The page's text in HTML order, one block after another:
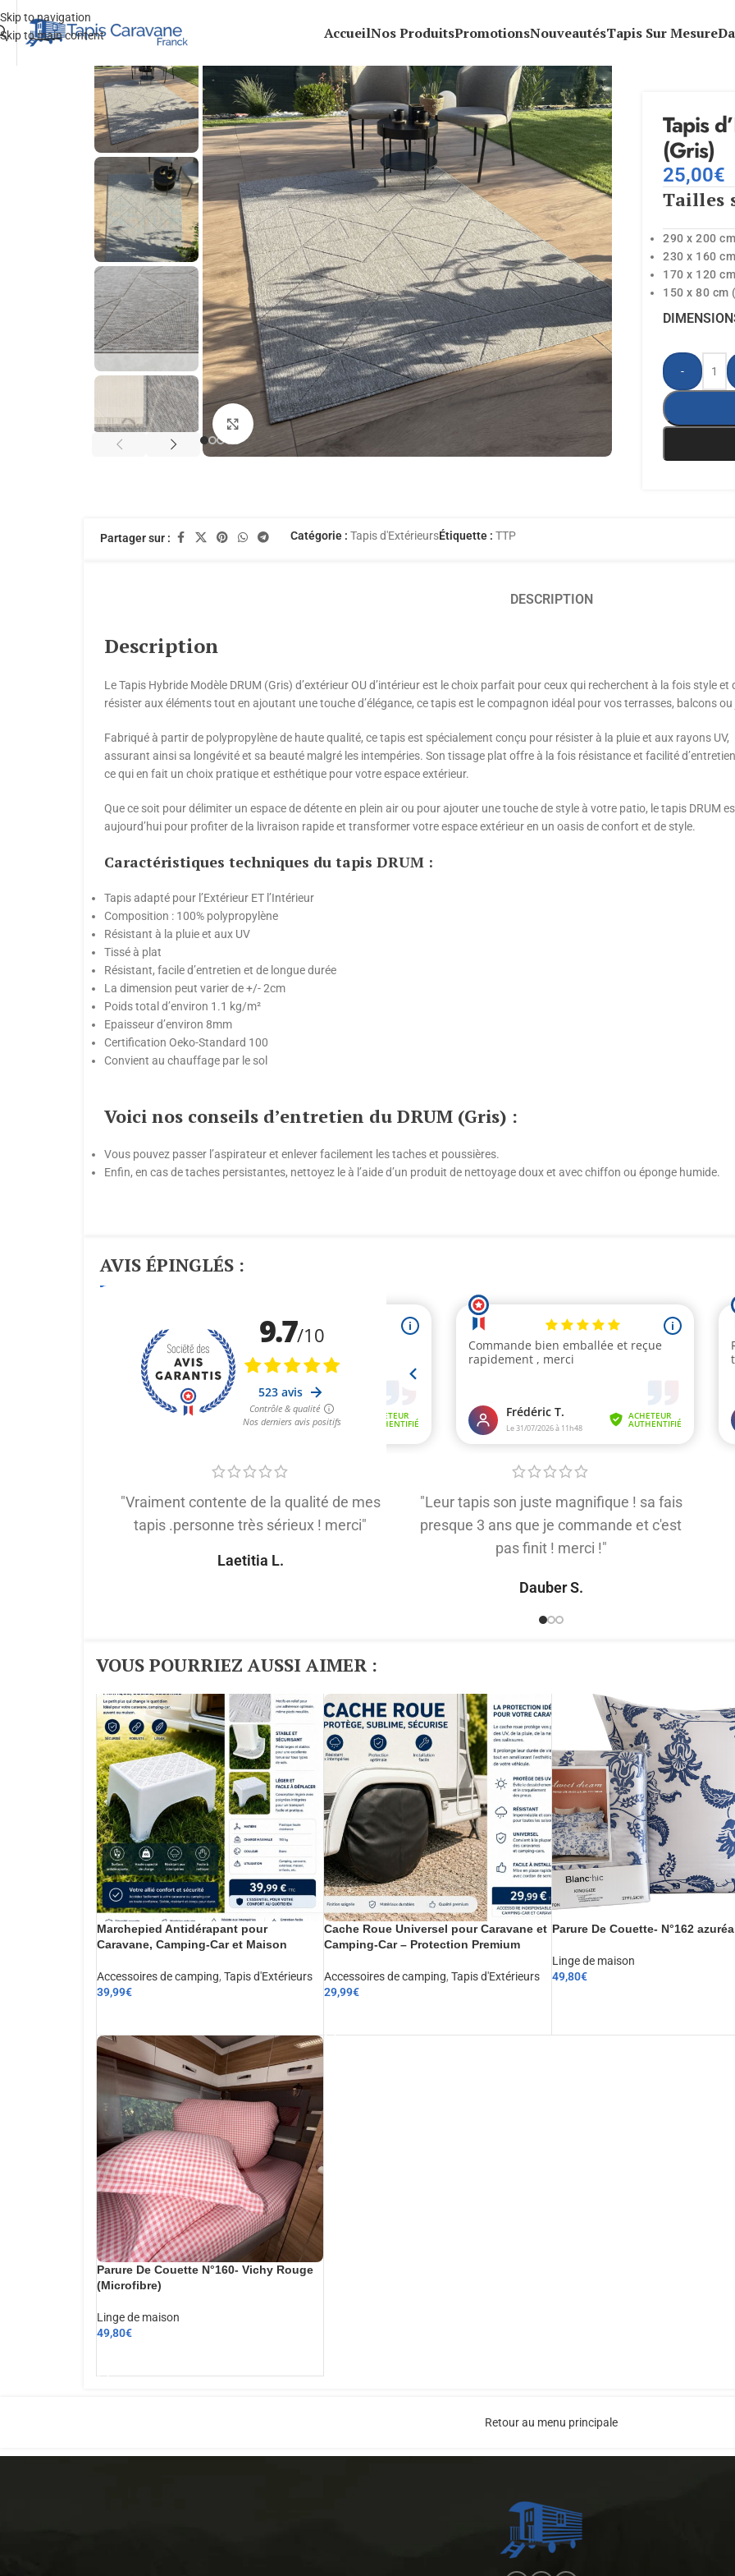
Skip to navigation
Skip to main content
AccueilNos ProduitsPromotionsNouveautésTapis Sur Mesure
Agrandir
Tapis
(Gris)
25,00€
Tailles
290 x 200
230 x 160
170 x 120
150 x 80 cm
-
Partager sur : Catégorie : Tapis d'ExtérieursÉtiquette : TTP
DESCRIPTION
Description
Le Tapis Hybride Modèle DRUM (Gris) d’extérieur OU d’intérieur est le choix parfait pour ceux qui recherchent à la fois style
résister aux éléments tout en ajoutant une touche d’élégance, ce tapis est le compagnon idéal pour vos terrasses, balcons ou
Fabriqué à partir de polypropylène de haute qualité, ce tapis est spécialement conçu pour résister à la pluie et aux rayons UV,
assurant ainsi sa longévité et sa beauté malgré les intempéries. Son tissage plat offre à la fois résistance et facilité
ce qui en fait un choix pratique et esthétique pour votre espace extérieur.
Que ce soit pour délimiter un espace de détente en plein air ou pour ajouter une touche de style à votre patio, le tapis DRUM
aujourd’hui pour profiter de la livraison rapide et transformer votre espace extérieur en un oasis de confort et de style.
Caractéristiques techniques du tapis DRUM :
Tapis adapté pour l’Extérieur ET l’Intérieur
Composition : 100% polypropylène
Résistant à la pluie et aux UV
Tissé à plat
Résistant, facile d’entretien et de longue durée
La dimension peut varier de +/- 2cm
Poids total d’environ 1.1 kg/m²
Epaisseur d’environ 8mm
Certification Oeko-Standard 100
Convient au chauffage par le sol
Voici nos conseils d’entretien du DRUM (Gris) :
Vous pouvez passer l’aspirateur et enlever facilement les taches et poussières.
Enfin, en cas de taches persistantes, nettoyez le à l’aide d’un produit de nettoyage doux et avec chiffon ou éponge humide.
AVIS ÉPINGLÉS :
"Vraiment contente de la qualité de mes
tapis .personne très sérieux ! merci"
Laetitia L.
"Leur tapis son juste magnifique ! sa fais
presque 3 ans que je commande et c'est
pas finit ! merci !"
Dauber S.
VOUS POURRIEZ AUSSI AIMER :​
Marchepied Antidérapant pour
Caravane, Camping-Car et Maison
Accessoires de camping, Tapis d'Extérieurs
39,99€
Cache Roue Universel pour Caravane et
Camping-Car – Protection Premium
Accessoires de camping, Tapis d'Extérieurs
29,99€
Parure De Couette- N°162 azuréa
Linge de maison
49,80€
Parure De Couette N°160- Vichy Rouge
(Microfibre)
Linge de maison
49,80€
Retour au menu principale